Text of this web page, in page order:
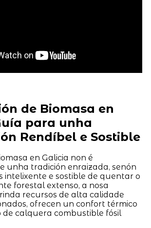
de Biomasa en
para unha
Rendíbel e Sostible
en Galicia non é
unha tradición enraizada, senón
intelixente e sostible de quentar o
forestal extenso, a nosa
recursos de alta calidade
ofrecen un confort térmico
de calquera combustible fósil